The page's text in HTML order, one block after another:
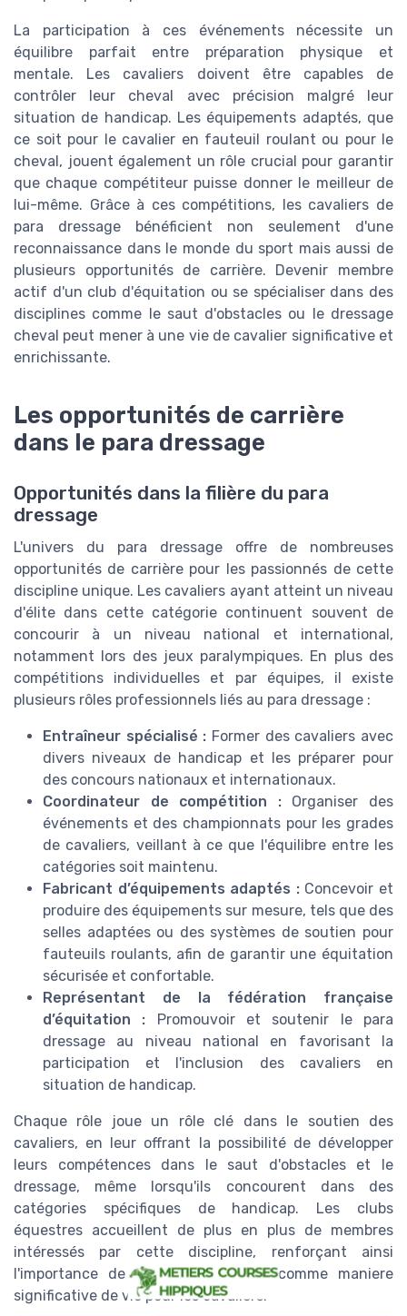
La participation à ces événements nécessite un
équilibre parfait entre préparation physique et
mentale. Les cavaliers doivent être capables de
contrôler leur cheval avec précision malgré leur
situation de handicap. Les équipements adaptés, que
ce soit pour le cavalier en fauteuil roulant ou pour le
cheval, jouent également un rôle crucial pour garantir
que chaque compétiteur puisse donner le meilleur de
lui-même. Grâce à ces compétitions, les cavaliers de
para dressage bénéficient non seulement d'une
reconnaissance dans le monde du sport mais aussi de
plusieurs opportunités de carrière. Devenir membre
actif d'un club d'équitation ou se spécialiser dans des
disciplines comme le saut d'obstacles ou le dressage
cheval peut mener à une vie de cavalier significative et
enrichissante.
Les opportunités de carrière
dans le para dressage
Opportunités dans la filière du para
dressage
L'univers du para dressage offre de nombreuses
opportunités de carrière pour les passionnés de cette
discipline unique. Les cavaliers ayant atteint un niveau
d'élite dans cette catégorie continuent souvent de
concourir à un niveau national et international,
notamment lors des jeux paralympiques. En plus des
compétitions individuelles et par équipes, il existe
plusieurs rôles professionnels liés au para dressage :
Entraîneur spécialisé : Former des cavaliers avec
divers niveaux de handicap et les préparer pour
des concours nationaux et internationaux.
Coordinateur de compétition :Organiser des
événements et des championnats pour les grades
de cavaliers, veillant à ce que l'équilibre entre les
catégories soit maintenu.
Fabricant d’équipements adaptés :Concevoir et
produire des équipements sur mesure, tels que des
selles adaptées ou des systèmes de soutien pour
fauteuils roulants, afin de garantir une équitation
sécurisée et confortable.
Représentant de la fédération française
d’équitation : Promouvoir et soutenir le para
dressage au niveau national en favorisant la
participation et l'inclusion des cavaliers en
situation de handicap.
Chaque rôle joue un rôle clé dans le soutien des
cavaliers, en leur offrant la possibilité de développer
leurs compétences dans le saut d'obstacles et le
dressage, même lorsqu'ils concourent dans des
catégories spécifiques de handicap. Les clubs
équestres accueillent de plus en plus de membres
intéressés par cette discipline, renforçant ainsi
l'importance de la para équitation comme maniere
significative de vie pour les cavaliers.